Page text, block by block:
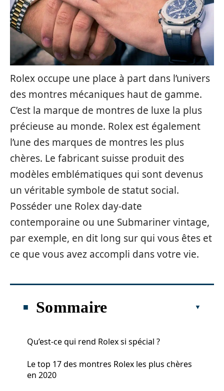
Rolex occupe une place à part dans l’univers
des montres mécaniques haut de gamme.
C’est la marque de montres de luxe la plus
précieuse au monde. Rolex est également
l’une des marques de montres les plus
chères. Le fabricant suisse produit des
modèles emblématiques qui sont devenus
un véritable symbole de statut social.
Posséder une Rolex day-date
contemporaine ou une Submariner vintage,
par exemple, en dit long sur qui vous êtes et
ce que vous avez accompli dans votre vie.
Sommaire
Qu’est-ce qui rend Rolex si spécial ?
Le top 17 des montres Rolex les plus chères
en 2020